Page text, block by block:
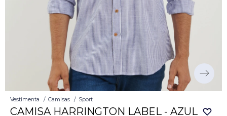
Vestimenta Camisas Sport
CAMISA HARRINGTON LABEL - AZUL